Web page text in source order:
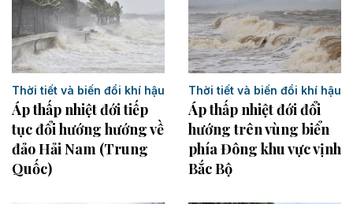
Thời tiết và biến đổi khí hậu
Áp thấp nhiệt đới tiếp
tục đổi hướng hướng về
đảo Hải Nam (Trung
Quốc)
Thời tiết và biến đổi khí hậu
Áp thấp nhiệt đới đổi
hướng trên vùng biển
phía Đông khu vực vịnh
Bắc Bộ